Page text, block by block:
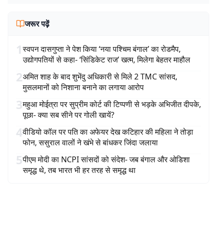
जरूर पढ़ें
1स्वपन दासगुप्ता ने पेश किया ‘नया पश्चिम बंगाल’ का रोडमैप,
उद्योगपतियों से कहा- ‘सिंडिकेट राज’ खत्म, मिलेगा बेहतर माहौल
2अमित शाह के बाद शुभेंदु अधिकारी से मिले 2 TMC सांसद,
मुसलमानों को निशाना बनाने का लगाया आरोप
3महुआ मोईत्रा पर सुप्रीम कोर्ट की टिप्पणी से भड़के अभिजीत दीपके,
पूछा- क्या सब सीने पर गोली खायें?
4वीडियो कॉल पर पति का अफेयर देख कटिहार की महिला ने तोड़ा
फोन, ससुराल वालों ने खंभे से बांधकर जिंदा जलाया
5पीएम मोदी का NCPI सांसदों को संदेश- जब बंगाल और ओडिशा
समृद्ध थे, तब भारत भी हर तरह से समृद्ध था